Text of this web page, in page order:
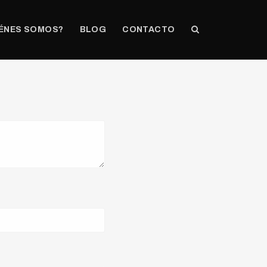
SOMOS? BLOG CONTACTO